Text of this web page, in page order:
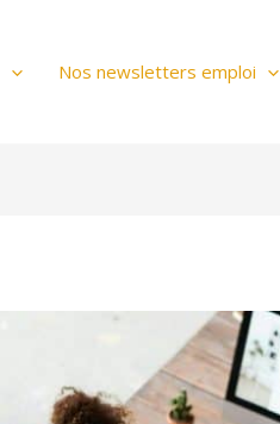
Nos newsletters emploi